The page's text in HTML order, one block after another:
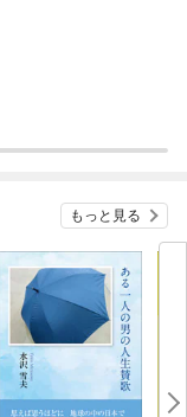
もっと見る